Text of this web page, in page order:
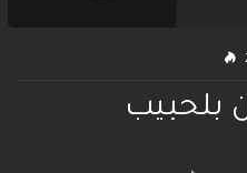
بلحبيب